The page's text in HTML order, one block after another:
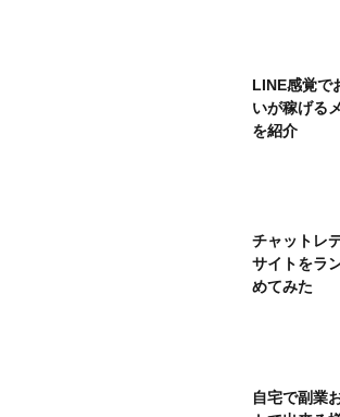
LINE感覚で
いが稼げる
を紹介
チャットレ
サイトをラ
めてみた
自宅で副業